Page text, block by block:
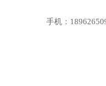
手机：